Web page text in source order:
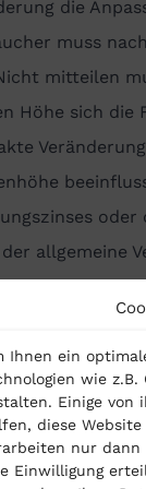
Ihnen ein
wie
Einige von
diese
nur dann
Einwilligung
die
muss
mitteilen
Höhe sich die
allgemeine
in den
den